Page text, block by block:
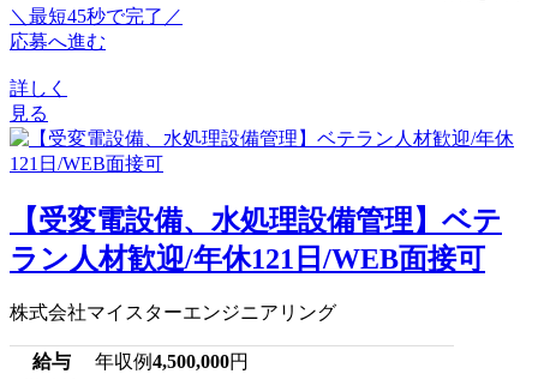
＼最短45秒で完了／
応募へ進む
詳しく
見る
【受変電設備、水処理設備管理】ベテ
ラン人材歓迎/年休121日/WEB面接可
株式会社マイスターエンジニアリング
給与 年収例4,500,000円